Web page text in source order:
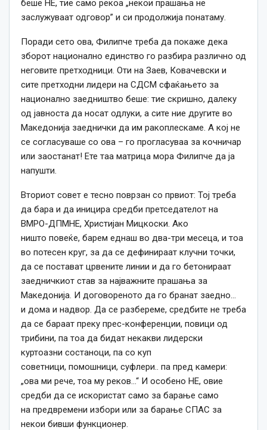
беше НЕ, тие само рекоа „некои прашања не
заслужуваат одговор” и си продолжија понатаму.
Поради сето ова, Филипче треба да покаже дека
зборот национално единство го разбира различно од
неговите претходници. Оти на Заев, Ковачевски и
сите претходни лидери на СДСМ сфаќањето за
национално заедништво беше: тие скришно, далеку
од јавноста да носат одлуки, а сите ние другите во
Македонија заеднички да им ракоплескаме. А кој не
се согласуваше со ова – го прогласуваа за кочничар
или заостанат! Ете таа матрица мора Филипче да ја
напушти.
Вториот совет е тесно поврзан со првиот: Тој треба
да бара и да иницира средби претседателот на
ВМРО-ДПМНЕ, Христијан Мицкоски. Ако
ништо повеќе, барем еднаш во два-три месеца, и тоа
во потесен круг, за да се дефинираат клучни точки,
да се постават црвените линии и да го бетонираат
заедничкиот став за најважните прашања за
Македонија. И договореното да го бранат заедно…
и дома и надвор. Да се разбереме, средбите не треба
да се бараат преку прес-конференции, повици од
трибини, па тоа да бидат некакви лидерски
куртоазни состаноци, па со куп
советници, помошници, суфлери.. па пред камери:
„ова ми рече, тоа му реков…“ И особено НЕ, овие
средби да се искористат само за барање само
на предвремени избори или за барање СПАС за
некои бивши функционер.